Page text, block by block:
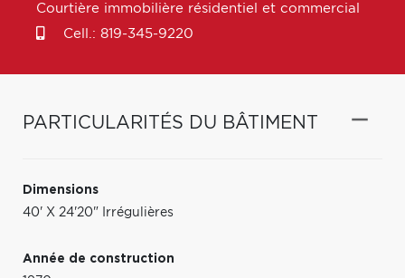
Courtière immobilière résidentiel et commercial
Cell.: 819-345-9220
PARTICULARITÉS DU BÂTIMENT
Dimensions
40' X 24'20" Irrégulières
Année de construction